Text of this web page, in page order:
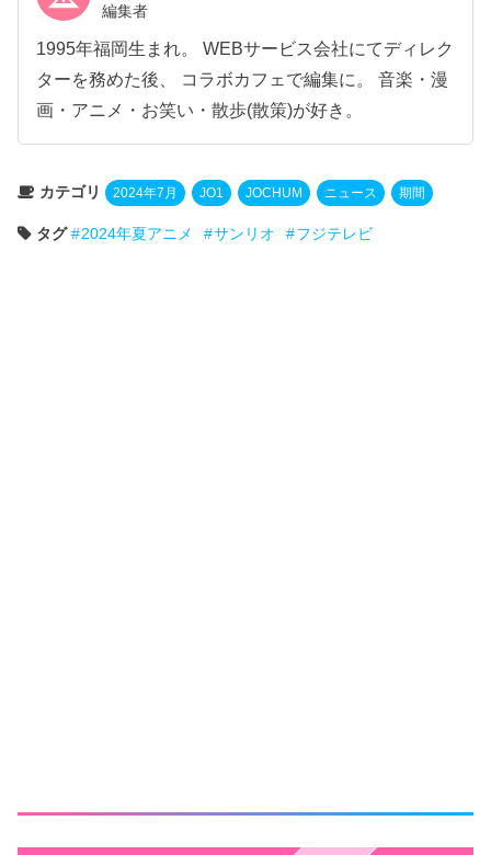
編集者
1995年福岡生まれ。 WEBサービス会社にてディレク
ターを務めた後、 コラボカフェで編集に。 音楽・漫
画・アニメ・お笑い・散歩(散策)が好き。
カテゴリ 2024年7月 JO1 JOCHUM ニュース 期間
タグ 2024年夏アニメ サンリオ フジテレビ